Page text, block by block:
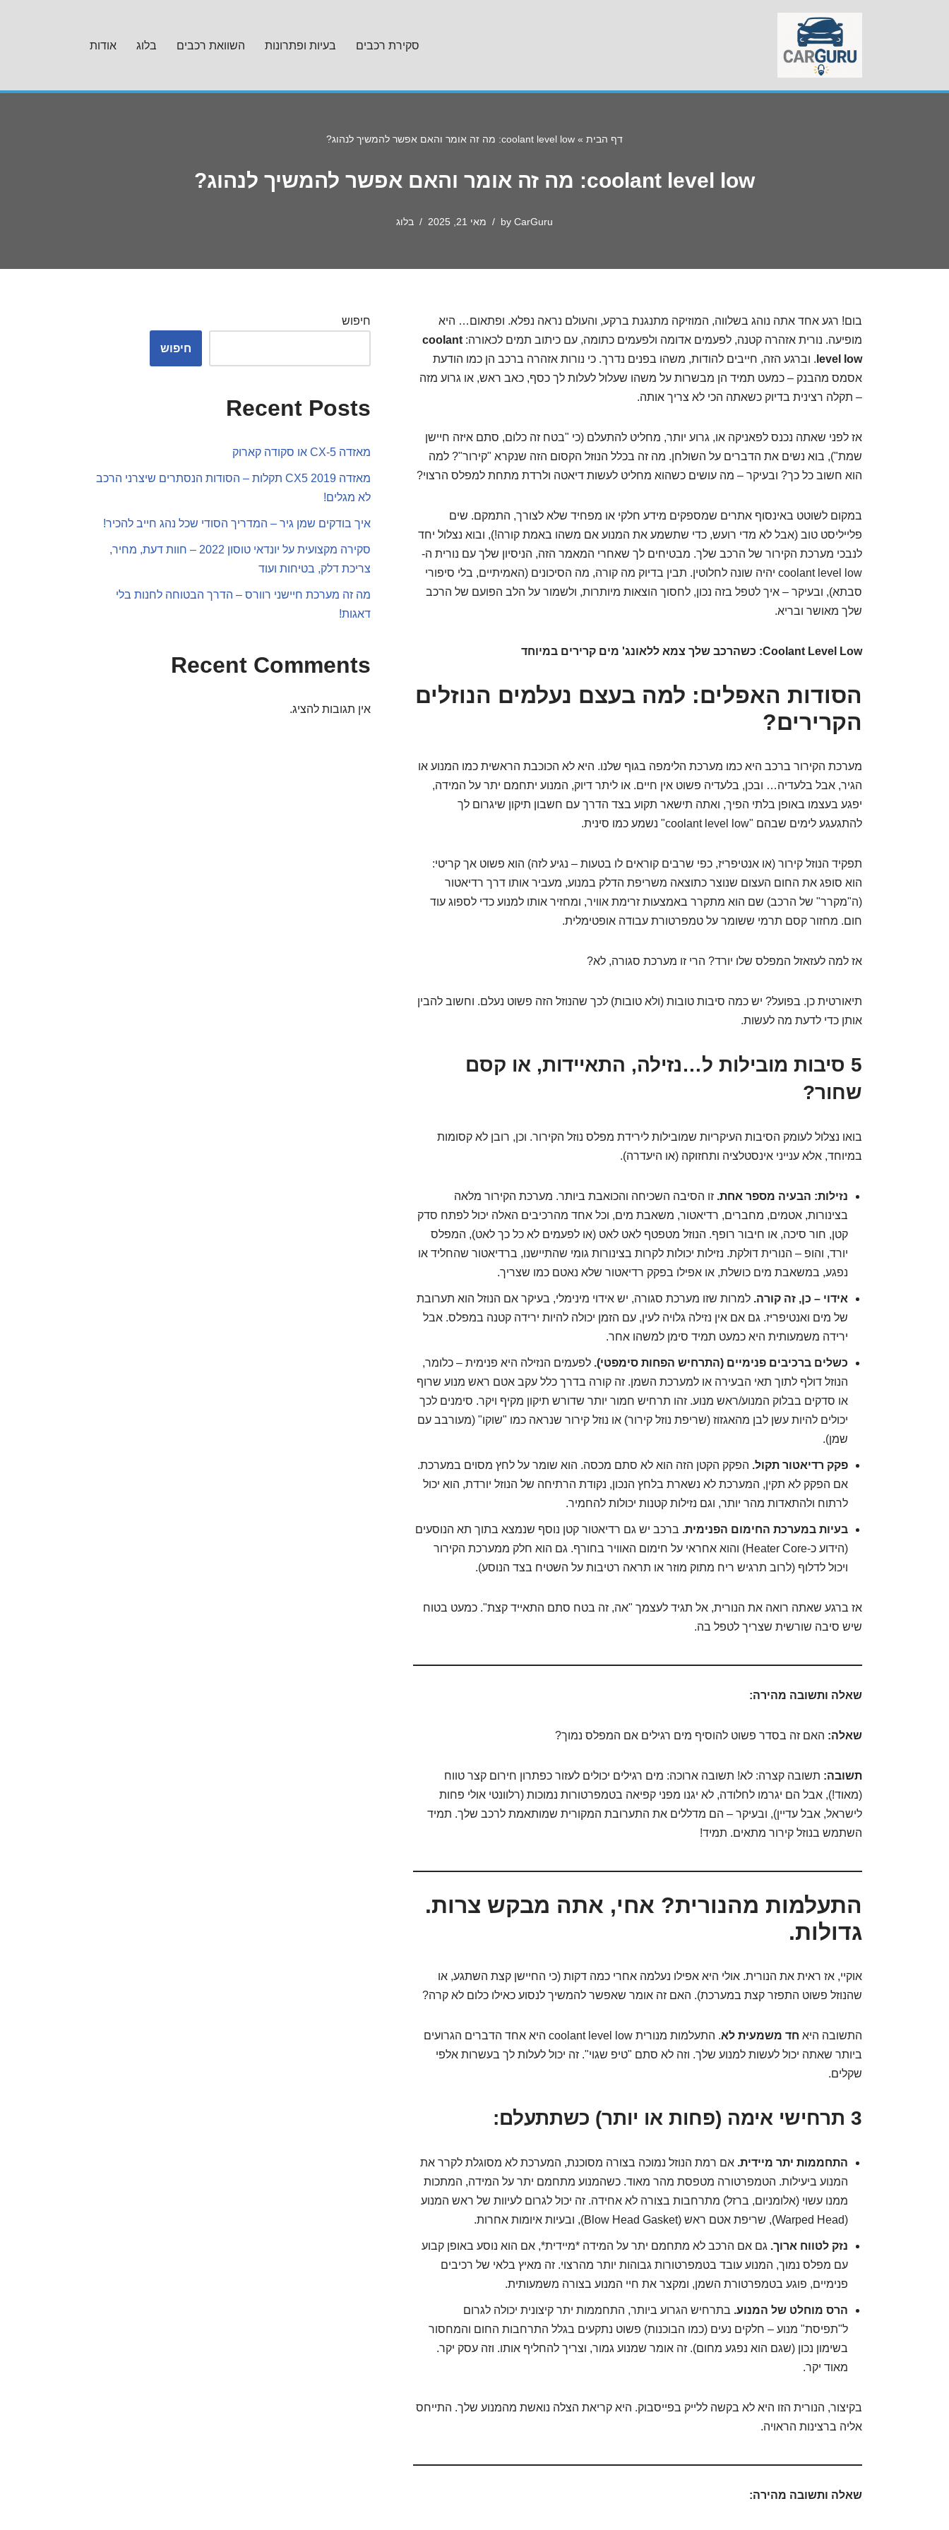
סקירת רכבים בעיות ופתרונות השוואת רכבים בלוג אודות
דף הבית » coolant level low: מה זה אומר והאם אפשר להמשיך לנהוג?
coolant level low: מה זה אומר והאם אפשר להמשיך לנהוג?
by CarGuru מאי 21, 2025 בלוג
בום! רגע אחד אתה נוהג בשלווה, המוזיקה מתנגנת ברקע, והעולם נראה נפלא. ופתאום… היא
מופיעה. נורית אזהרה קטנה, לפעמים אדומה ולפעמים כתומה, עם כיתוב תמים לכאורה: coolant
level low . וברגע הזה, חייבים להודות, משהו בפנים נדרך. כי נורות אזהרה ברכב הן כמו הודעת
אסמס מהבנק – כמעט תמיד הן מבשרות על משהו שעלול לעלות לך כסף, כאב ראש, או גרוע מזה
– תקלה רצינית בדיוק כשאתה הכי לא צריך אותה.
אז לפני שאתה נכנס לפאניקה או, גרוע יותר, מחליט להתעלם (כי "בטח זה כלום, סתם איזה חיישן
שמת"), בוא נשים את הדברים על השולחן. מה זה בכלל הנוזל הקסום הזה שנקרא "קירור"? למה
הוא חשוב כל כך? ובעיקר – מה עושים כשהוא מחליט לעשות דיאטה ולרדת מתחת למפלס הרצוי?
במקום לשוטט באינסוף אתרים שמספקים מידע חלקי או מפחיד שלא לצורך, התמקם. שים
פלייליסט טוב (אבל לא מדי רועש, כדי שתשמע את המנוע אם משהו באמת קורה!), ובוא נצלול יחד
לנבכי מערכת הקירור של הרכב שלך. מבטיחים לך שאחרי המאמר הזה, הניסיון שלך עם נורית ה-
coolant level low יהיה שונה לחלוטין. תבין בדיוק מה קורה, מה הסיכונים (האמיתיים, בלי סיפורי
סבתא), ובעיקר – איך לטפל בזה נכון, לחסוך הוצאות מיותרות, ולשמור על הלב הפועם של הרכב
שלך מאושר ובריא.
Coolant Level Low: כשהרכב שלך צמא ללאונג' מים קרירים במיוחד
הסודות האפלים: למה בעצם נעלמים הנוזלים
הקרירים?
מערכת הקירור ברכב היא כמו מערכת הלימפה בגוף שלנו. היא לא הכוכבת הראשית כמו המנוע או
הגיר, אבל בלעדיה… ובכן, בלעדיה פשוט אין חיים. או ליתר דיוק, המנוע יתחמם יתר על המידה,
יפגע בעצמו באופן בלתי הפיך, ואתה תישאר תקוע בצד הדרך עם חשבון תיקון שיגרום לך
להתגעגע לימים שבהם "coolant level low" נשמע כמו סינית.
תפקיד הנוזל קירור (או אנטיפריז, כפי שרבים קוראים לו בטעות – נגיע לזה) הוא פשוט אך קריטי:
הוא סופג את החום העצום שנוצר כתוצאה משריפת הדלק במנוע, מעביר אותו דרך רדיאטור
(ה"מקרר" של הרכב) שם הוא מתקרר באמצעות זרימת אוויר, ומחזיר אותו למנוע כדי לספוג עוד
חום. מחזור קסם תרמי ששומר על טמפרטורת עבודה אופטימלית.
אז למה לעזאזל המפלס שלו יורד? הרי זו מערכת סגורה, לא?
תיאורטית כן. בפועל? יש כמה סיבות טובות (ולא טובות) לכך שהנוזל הזה פשוט נעלם. וחשוב להבין
אותן כדי לדעת מה לעשות.
5 סיבות מובילות ל…נזילה, התאיידות, או קסם
שחור?
בואו נצלול לעומק הסיבות העיקריות שמובילות לירידת מפלס נוזל הקירור. וכן, רובן לא קסומות
במיוחד, אלא ענייני אינסטלציה ותחזוקה (או היעדרה).
נזילות: הבעיה מספר אחת. זו הסיבה השכיחה והכואבת ביותר. מערכת הקירור מלאה
בצינורות, אטמים, מחברים, רדיאטור, משאבת מים, וכל אחד מהרכיבים האלה יכול לפתח סדק
קטן, חור סיכה, או חיבור רופף. הנוזל מטפטף לאט לאט (או לפעמים לא כל כך לאט), המפלס
יורד, והופ – הנורית דולקת. נזילות יכולות לקרות בצינורות גומי שהתיישנו, ברדיאטור שהחליד או
נפגע, במשאבת מים כושלת, או אפילו בפקק רדיאטור שלא נאטם כמו שצריך.
אידוי – כן, זה קורה. למרות שזו מערכת סגורה, יש אידוי מינימלי, בעיקר אם הנוזל הוא תערובת
של מים ואנטיפריז. גם אם אין נזילה גלויה לעין, עם הזמן יכולה להיות ירידה קטנה במפלס. אבל
ירידה משמעותית היא כמעט תמיד סימן למשהו אחר.
כשלים ברכיבים פנימיים (התרחיש הפחות סימפטי). לפעמים הנזילה היא פנימית – כלומר,
הנוזל דולף לתוך תאי הבעירה או למערכת השמן. זה קורה בדרך כלל עקב אטם ראש מנוע שרוף
או סדקים בבלוק המנוע/ראש מנוע. זהו תרחיש חמור יותר שדורש תיקון מקיף ויקר. סימנים לכך
יכולים להיות עשן לבן מהאגזוז (שריפת נוזל קירור) או נוזל קירור שנראה כמו "שוקו" (מעורבב עם
שמן).
פקק רדיאטור תקול. הפקק הקטן הזה הוא לא סתם מכסה. הוא שומר על לחץ מסוים במערכת.
אם הפקק לא תקין, המערכת לא נשארת בלחץ הנכון, נקודת הרתיחה של הנוזל יורדת, הוא יכול
לרתוח ולהתאדות מהר יותר, וגם נזילות קטנות יכולות להחמיר.
בעיות במערכת החימום הפנימית. ברכב יש גם רדיאטור קטן נוסף שנמצא בתוך תא הנוסעים
(הידוע כ-Heater Core) והוא אחראי על חימום האוויר בחורף. גם הוא חלק ממערכת הקירור
ויכול לדלוף (לרוב תרגיש ריח מתוק מוזר או תראה רטיבות על השטיח בצד הנוסע).
אז ברגע שאתה רואה את הנורית, אל תגיד לעצמך "אה, זה בטח סתם התאייד קצת". כמעט בטוח
שיש סיבה שורשית שצריך לטפל בה.
שאלה ותשובה מהירה:
שאלה: האם זה בסדר פשוט להוסיף מים רגילים אם המפלס נמוך?
תשובה: תשובה קצרה: לא! תשובה ארוכה: מים רגילים יכולים לעזור כפתרון חירום קצר טווח
(מאוד!), אבל הם יגרמו לחלודה, לא יגנו מפני קפיאה בטמפרטורות נמוכות (רלוונטי אולי פחות
לישראל, אבל עדיין), ובעיקר – הם מדללים את התערובת המקורית שמותאמת לרכב שלך. תמיד
השתמש בנוזל קירור מתאים. תמיד!
התעלמות מהנורית? אחי, אתה מבקש צרות.
גדולות.
אוקיי, אז ראית את הנורית. אולי היא אפילו נעלמה אחרי כמה דקות (כי החיישן קצת השתגע, או
שהנוזל פשוט התפזר קצת במערכת). האם זה אומר שאפשר להמשיך לנסוע כאילו כלום לא קרה?
התשובה היא חד משמעית לא
. התעלמות מנורית coolant level low היא אחד הדברים הגרועים
ביותר שאתה יכול לעשות למנוע שלך. וזה לא סתם "טיפ שגוי". זה יכול לעלות לך בעשרות אלפי
שקלים.
3 תרחישי אימה (פחות או יותר) כשתתעלם:
התחממות יתר מיידית. אם רמת הנוזל נמוכה בצורה מסוכנת, המערכת לא מסוגלת לקרר את
המנוע ביעילות. הטמפרטורה מטפסת מהר מאוד. כשהמנוע מתחמם יתר על המידה, המתכות
ממנו עשוי (אלומניום, ברזל) מתרחבות בצורה לא אחידה. זה יכול לגרום לעיוות של ראש המנוע
(Warped Head), שריפת אטם ראש (Blow Head Gasket), ובעיות איומות אחרות.
נזק לטווח ארוך. גם אם הרכב לא מתחמם יתר על המידה *מיידית*, אם הוא נוסע באופן קבוע
עם מפלס נמוך, המנוע עובד בטמפרטורות גבוהות יותר מהרצוי. זה מאיץ בלאי של רכיבים
פנימיים, פוגע בטמפרטורת השמן, ומקצר את חיי המנוע בצורה משמעותית.
הרס מוחלט של המנוע. בתרחיש הגרוע ביותר, התחממות יתר קיצונית יכולה לגרום
ל"תפיסת" מנוע – חלקים נעים (כמו הבוכנות) פשוט נתקעים בגלל התרחבות החום והמחסור
בשימון נכון (שגם הוא נפגע מחום). זה אומר שמנוע גמור, וצריך להחליף אותו. וזה עסק יקר.
מאוד יקר.
בקיצור, הנורית הזו היא לא בקשה ללייק בפייסבוק. היא קריאת הצלה נואשת מהמנוע שלך. התייחס
אליה ברצינות הראויה.
שאלה ותשובה מהירה:
חיפוש
חיפוש
Recent Posts
מאזדה CX-5 או סקודה קארוק
מאזדה CX5 2019 תקלות – הסודות הנסתרים שיצרני הרכב
לא מגלים!
איך בודקים שמן גיר – המדריך הסודי שכל נהג חייב להכיר!
סקירה מקצועית על יונדאי טוסון 2022 – חוות דעת, מחיר,
צריכת דלק, בטיחות ועוד
מה זה מערכת חיישני רוורס – הדרך הבטוחה לחנות בלי
דאגות!
Recent Comments
אין תגובות להציג.